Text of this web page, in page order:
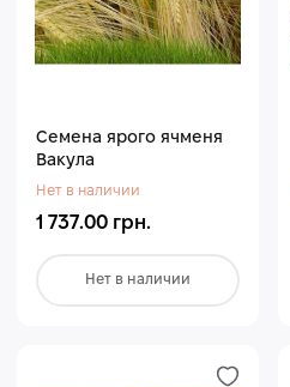
Семена ярого ячменя
Вакула
Нет в наличии
1 737.00 грн.
Нет в наличии